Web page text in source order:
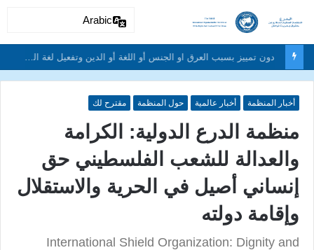
دون تمييز بسبب العرق او الجنس أو اللغة أو الدين وتفعيل لغة الحوار والتعايش السلمي ونبذ العنف والتطرف والتمييز العنصري
أخبار المنظمة أخبار عالمية حول المنظمة مقترح لك
منظمة الدرع الدولية: الكرامة
والعدالة للشعب الفلسطيني حق
إنساني أصيل في الحرية والاستقلال
وإقامة دولته
International Shield Organization: Dignity and
Arabic